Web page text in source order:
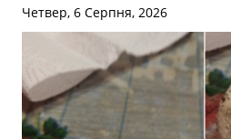
Четвер, 6 Серпня, 2026